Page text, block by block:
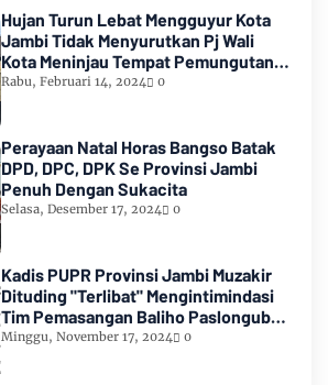
Hujan Turun Lebat Mengguyur Kota
Jambi Tidak Menyurutkan Pj Wali
Kota Meninjau Tempat Pemungutan
Suara Pemilu 2024
Rabu, Februari 14, 2024 0
Perayaan Natal Horas Bangso Batak
DPD, DPC, DPK Se Provinsi Jambi
Penuh Dengan Sukacita
Selasa, Desember 17, 2024 0
Kadis PUPR Provinsi Jambi Muzakir
Dituding "Terlibat" Mengintimindasi
Tim Pemasangan Baliho Paslongub
Romi-Sudirman
Minggu, November 17, 2024 0